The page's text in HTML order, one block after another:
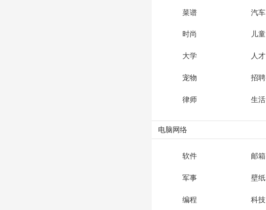
菜谱 汽车
时尚 儿童
大学 人才
宠物 招聘
律师 生活
电脑网络
软件 邮箱
军事 壁纸
编程 科技